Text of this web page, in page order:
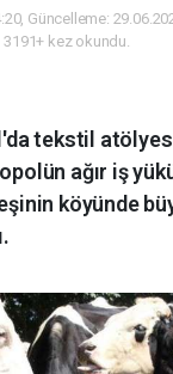
Güncelleme:
3191+ kez okundu.
tekstil
ağır iş
köyünde